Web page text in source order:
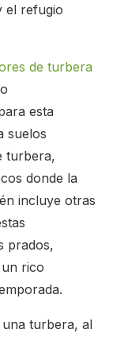
el refugio
de turbera
esta
suelos
turbera,
donde la
incluye otras
prados,
rico
turbera, al